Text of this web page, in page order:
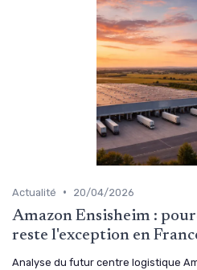
Actualité • 20/04/2026
Amazon Ensisheim :
reste l'exception en
Analyse du futur centre logistique